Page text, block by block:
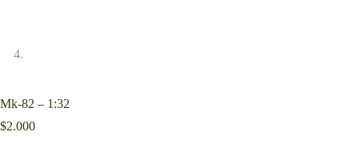
Mk-82 – 1:32
$2.000